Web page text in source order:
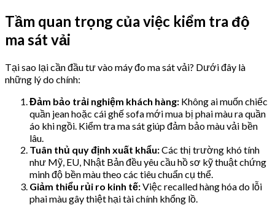
Tầm quan trọng của việc kiểm tra độ
ma sát vải
Tại sao lại cần đầu tư vào máy đo ma sát vải? Dưới đây là
những lý do chính:
Đảm bảo trải nghiệm khách hàng: Không ai muốn chiếc
quần jean hoặc cái ghế sofa mới mua bị phai màu ra quần
áo khi ngồi. Kiểm tra ma sát giúp đảm bảo màu vải bền
lâu.
Tuân thủ quy định xuất khẩu:Các thị trường khó tính
như Mỹ, EU, Nhật Bản đều yêu cầu hồ sơ kỹ thuật chứng
minh độ bền màu theo các tiêu chuẩn cụ thể.
Giảm thiểu rủi ro kinh tế:Việc recalled hàng hóa do lỗi
phai màu gây thiệt hại tài chính khổng lồ.